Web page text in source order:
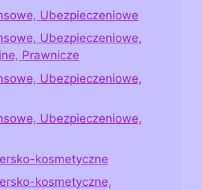
Ubezpieczeniowe
Ubezpieczeniowe,
Prawnicze
Ubezpieczeniowe,
Ubezpieczeniowe,
kosmetyczne
kosmetyczne,